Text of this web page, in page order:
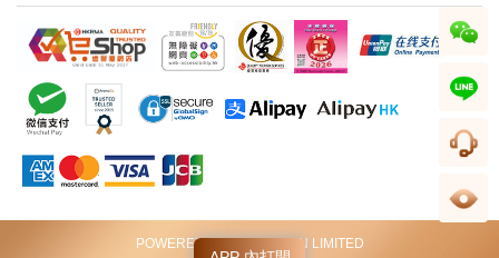
POWERED BY VIP STATION LIMITED
whatsapp